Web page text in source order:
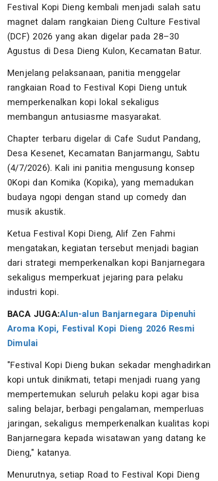
Festival Kopi Dieng kembali menjadi salah satu
magnet dalam rangkaian Dieng Culture Festival
(DCF) 2026 yang akan digelar pada 28–30
Agustus di Desa Dieng Kulon, Kecamatan Batur.
Menjelang pelaksanaan, panitia menggelar
rangkaian Road to Festival Kopi Dieng untuk
memperkenalkan kopi lokal sekaligus
membangun antusiasme masyarakat.
Chapter terbaru digelar di Cafe Sudut Pandang,
Desa Kesenet, Kecamatan Banjarmangu, Sabtu
(4/7/2026). Kali ini panitia mengusung konsep
0Kopi dan Komika (Kopika), yang memadukan
budaya ngopi dengan stand up comedy dan
musik akustik.
Ketua Festival Kopi Dieng, Alif Zen Fahmi
mengatakan, kegiatan tersebut menjadi bagian
dari strategi memperkenalkan kopi Banjarnegara
sekaligus memperkuat jejaring para pelaku
industri kopi.
BACA JUGA:Alun-alun Banjarnegara Dipenuhi
Aroma Kopi, Festival Kopi Dieng 2026 Resmi
Dimulai
"Festival Kopi Dieng bukan sekadar menghadirkan
kopi untuk dinikmati, tetapi menjadi ruang yang
mempertemukan seluruh pelaku kopi agar bisa
saling belajar, berbagi pengalaman, memperluas
jaringan, sekaligus memperkenalkan kualitas kopi
Banjarnegara kepada wisatawan yang datang ke
Dieng," katanya.
Menurutnya, setiap Road to Festival Kopi Dieng